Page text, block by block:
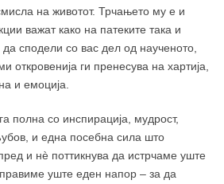
на животот. Трчањето му е и
важат како на патеките така и
сподели со вас дел од наученото,
откровенија ги пренесува на хартија,
и емоција.
полна со инспирација, мудрост,
и една посебна сила што
и нè поттикнува да истрчаме уште
уште еден напор – за да